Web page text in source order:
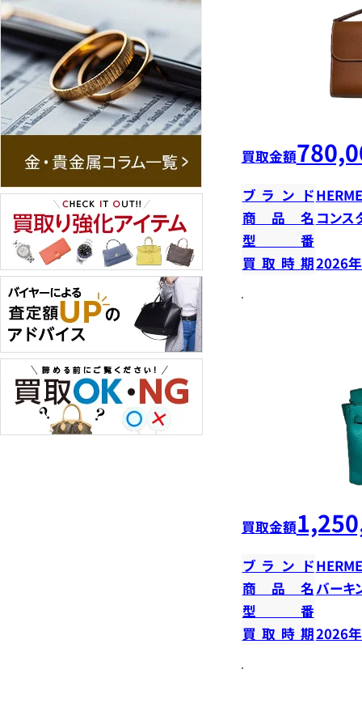
買取金額
ブランド
商品名 コンス
型番
買取時期2026
買取金額
ブランド
商品名 バーキ
型番
買取時期2026